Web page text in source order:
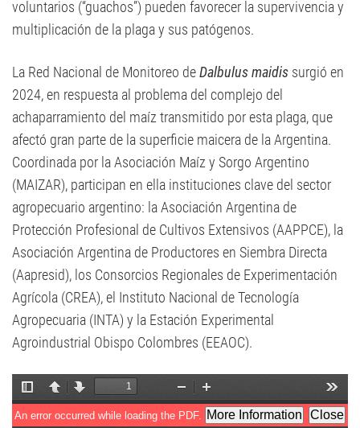
voluntarios (“guachos”) pueden favorecer la supervivencia y
multiplicación de la plaga y sus patógenos.
La Red Nacional de Monitoreo deDalbulus maidis surgió en
2024, en respuesta al problema del complejo del
achaparramiento del maíz transmitido por esta plaga, que
afectó gran parte de la superficie maicera de la Argentina.
Coordinada por la Asociación Maíz y Sorgo Argentino
(MAIZAR), participan en ella instituciones clave del sector
agropecuario argentino: la Asociación Argentina de
Protección Profesional de Cultivos Extensivos (AAPPCE), la
Asociación Argentina de Productores en Siembra Directa
(Aapresid), los Consorcios Regionales de Experimentación
Agrícola (CREA), el Instituto Nacional de Tecnología
Agropecuaria (INTA) y la Estación Experimental
Agroindustrial Obispo Colombres (EEAOC).